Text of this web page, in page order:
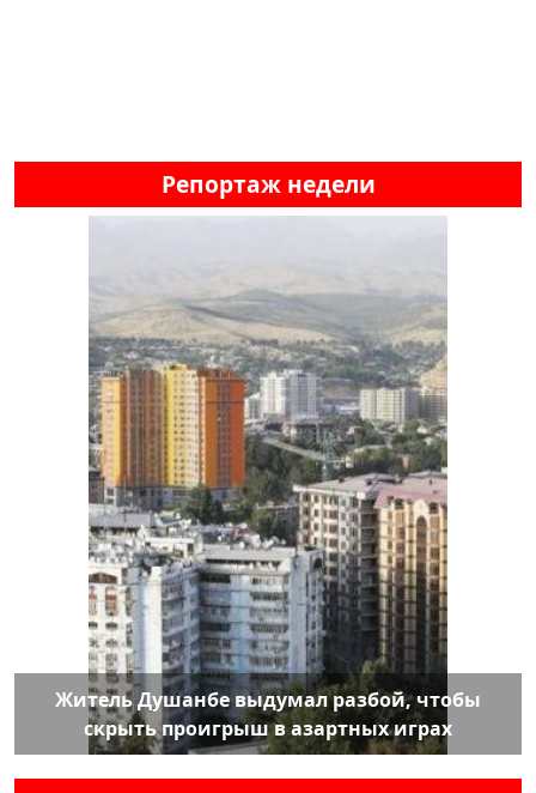
Репортаж недели
Житель Душанбе выдумал разбой, чтобы
скрыть проигрыш в азартных играх